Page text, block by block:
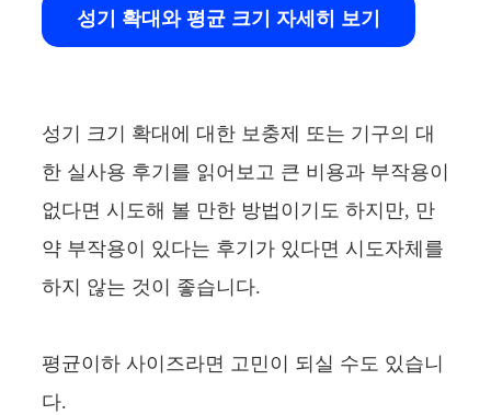
성기 확대와 평균 크기 자세히 보기
성기 크기 확대에 대한 보충제 또는 기구의 대
한 실사용 후기를 읽어보고 큰 비용과 부작용이
없다면 시도해 볼 만한 방법이기도 하지만, 만
약 부작용이 있다는 후기가 있다면 시도자체를
하지 않는 것이 좋습니다.
평균이하 사이즈라면 고민이 되실 수도 있습니
다.